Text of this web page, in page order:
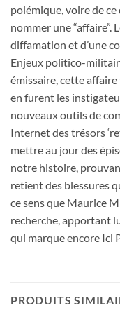
polémique, voire de ce
nommer une “affaire”.
diffamation et d’une
Enjeux politico-
émissaire, cette
en furent les
nouveaux outils de
Internet des trésors
mettre au jour des
notre histoire,
retient des blessures
ce sens que Maurice
recherche, apportant
qui marque encore Ici
PRODUITS